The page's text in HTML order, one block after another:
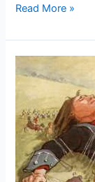
Repensando
serviços
(microservices)
Read More »